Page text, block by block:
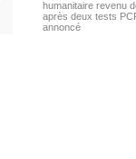
humanitaire revenu
après deux tests
annoncé